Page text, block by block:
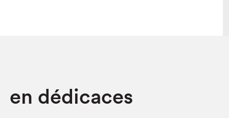
Programmation dans la ville
dédicaces